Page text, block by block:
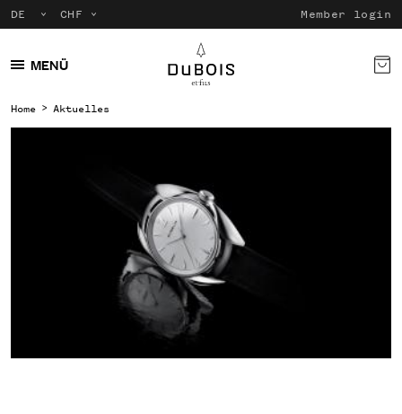
Member login
MENÜ
Home Aktuelles